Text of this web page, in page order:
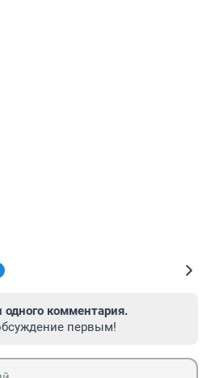
одного комментария.
первым!